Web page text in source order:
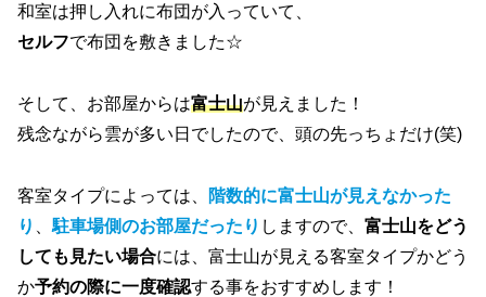
和室は押し入れに布団が入っていて、
セルフで布団を敷きました☆
そして、お部屋からは富士山が見えました！
残念ながら雲が多い日でしたので、頭の先っちょだけ(笑)
客室タイプによっては、
階数的に富士山が見えなかった
り
駐車場側のお部屋だったり しますので、 富士山をどう
しても見たい場合には、富士山が見える客室タイプかどう
か予約の際に一度確認する事をおすすめします！